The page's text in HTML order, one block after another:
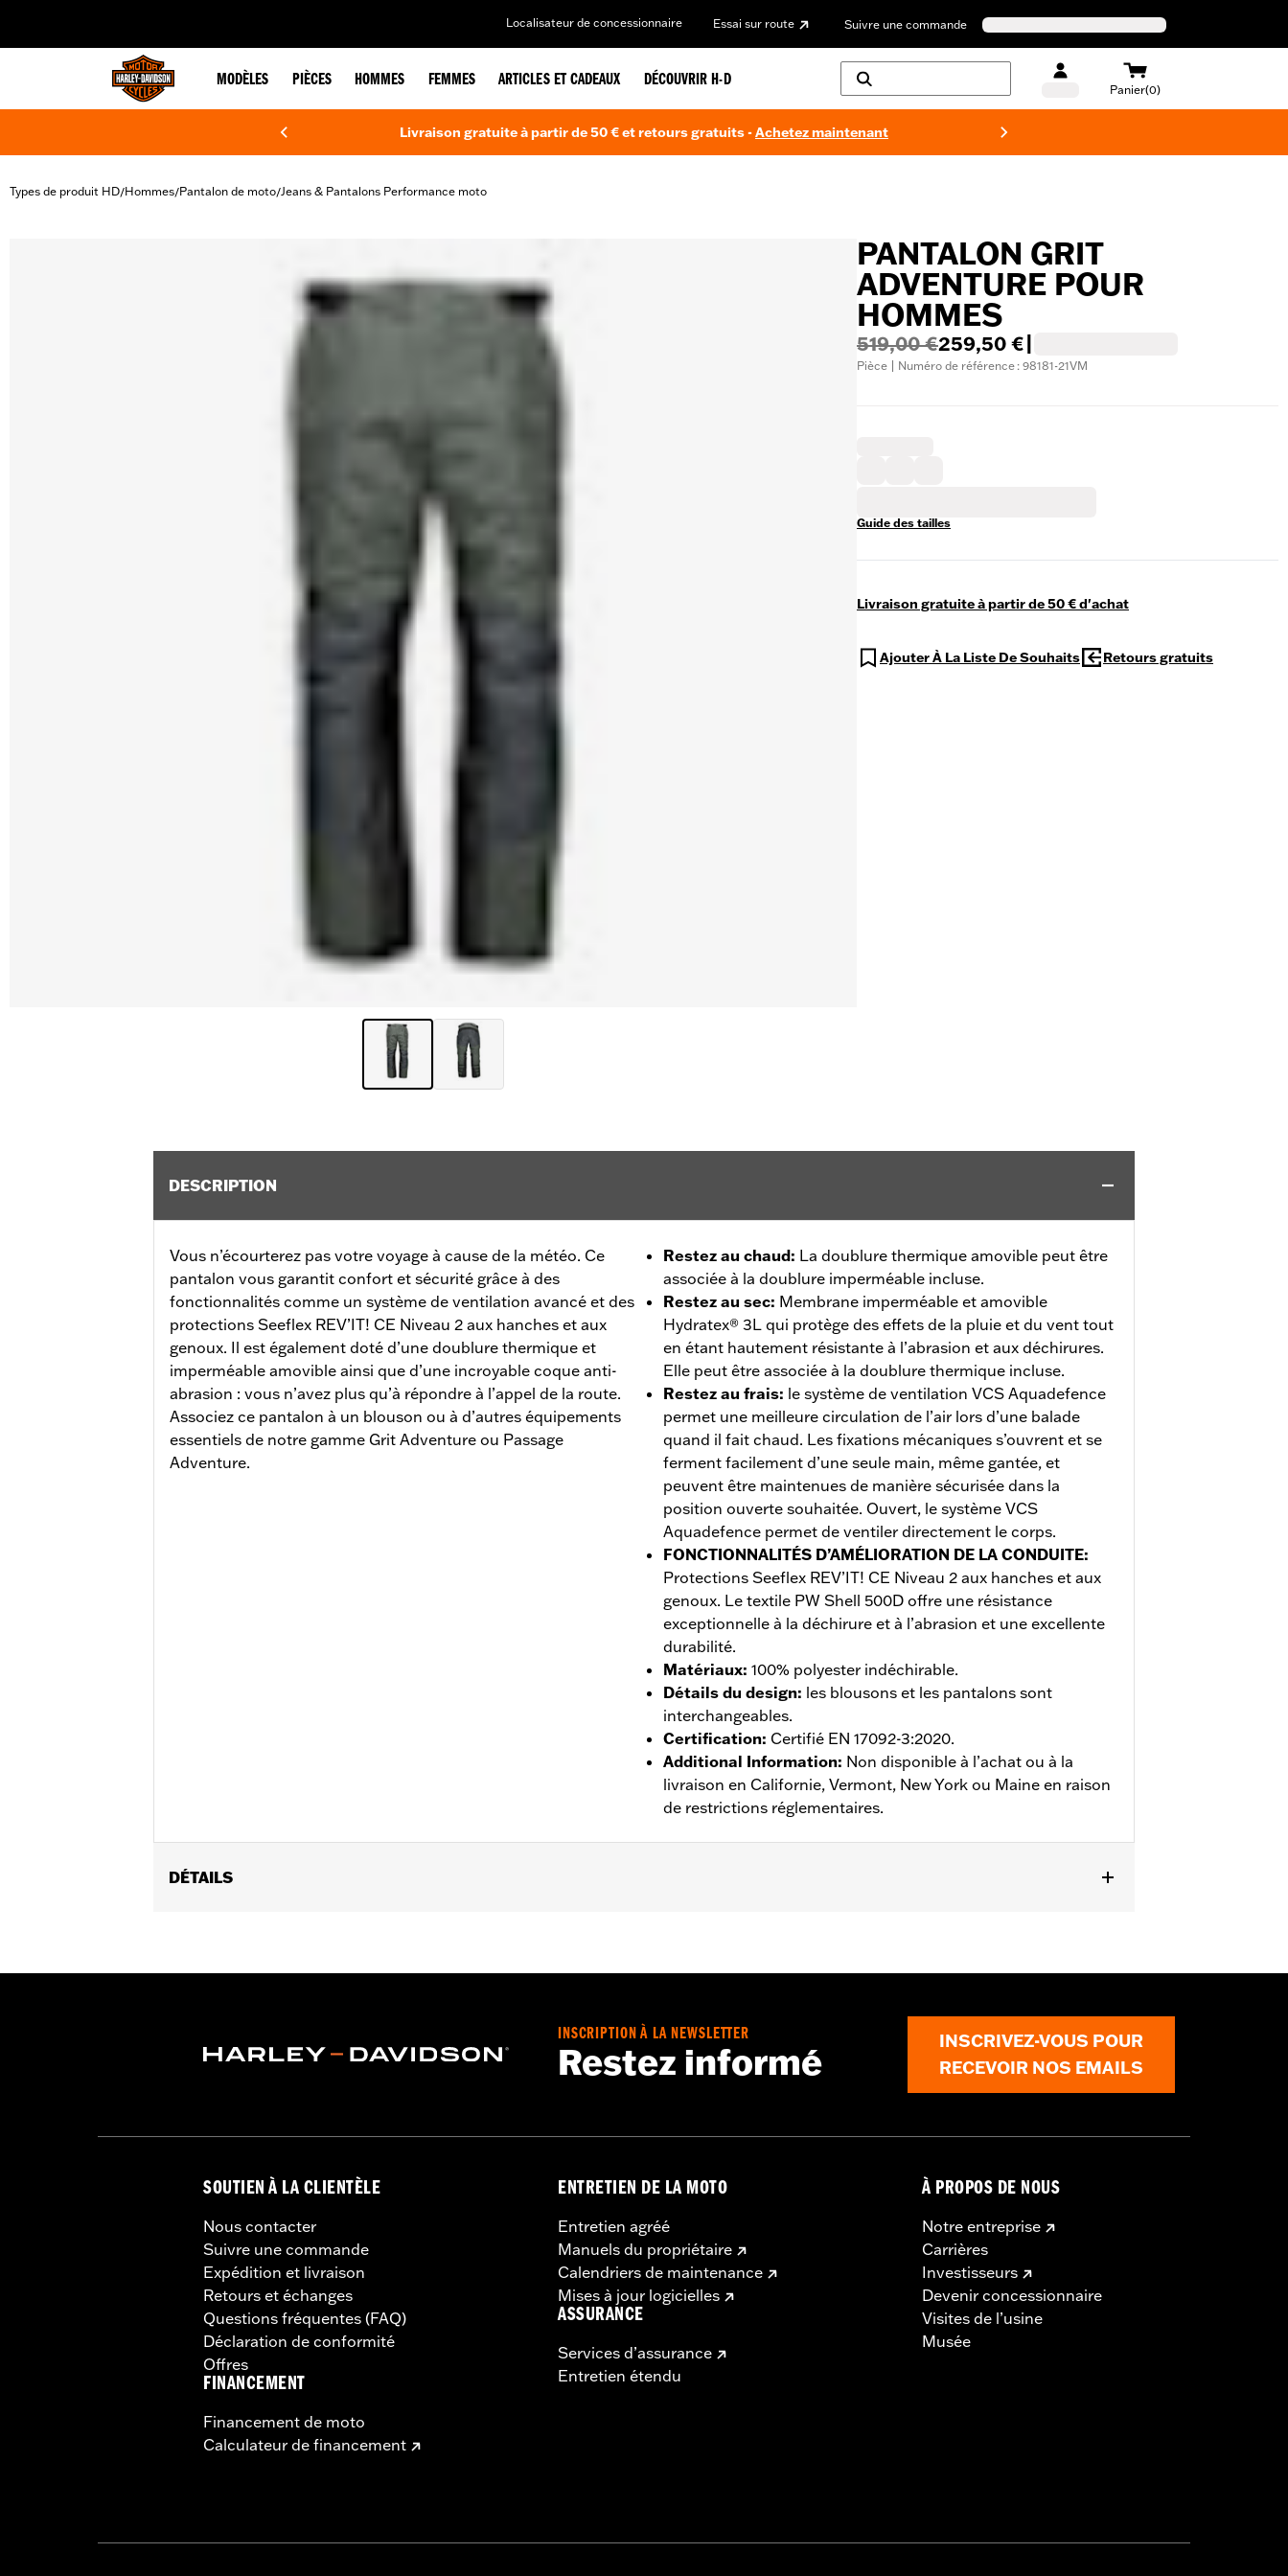
Localisateur de concessionnaire Essai sur route Suivre une commande
MODÈLES PIÈCES HOMMES FEMMES ARTICLES ET CADEAUX DÉCOUVRIR H-D
Panier(0)
Livraison gratuite à partir de 50 € et retours gratuits -Achetez maintenant
Types de produit HD/Hommes/Pantalon de moto/Jeans & Pantalons Performance moto
PANTALON GRIT
ADVENTURE POUR
HOMMES
519,00 €259,50 €
Pièce | Numéro de référence : 98181-21VM
Guide des tailles
Livraison gratuite à partir de 50 € d'achat
Ajouter À La Liste De Souhaits Retours gratuits
DESCRIPTION
Vous n’écourterez pas votre voyage à cause de la météo. Ce
pantalon vous garantit confort et sécurité grâce à des
fonctionnalités comme un système de ventilation avancé et des
protections Seeflex REV’IT! CE Niveau 2 aux hanches et aux
genoux. Il est également doté d’une doublure thermique et
imperméable amovible ainsi que d’une incroyable coque anti-
abrasion : vous n’avez plus qu’à répondre à l’appel de la route.
Associez ce pantalon à un blouson ou à d’autres équipements
essentiels de notre gamme Grit Adventure ou Passage
Adventure.
Restez au chaud: La doublure thermique amovible peut être
associée à la doublure imperméable incluse.
Restez au sec: Membrane imperméable et amovible
Hydratex® 3L qui protège des effets de la pluie et du vent tout
en étant hautement résistante à l’abrasion et aux déchirures.
Elle peut être associée à la doublure thermique incluse.
Restez au frais: le système de ventilation VCS Aquadefence
permet une meilleure circulation de l’air lors d’une balade
quand il fait chaud. Les fixations mécaniques s’ouvrent et se
ferment facilement d’une seule main, même gantée, et
peuvent être maintenues de manière sécurisée dans la
position ouverte souhaitée. Ouvert, le système VCS
Aquadefence permet de ventiler directement le corps.
FONCTIONNALITÉS D’AMÉLIORATION DE LA CONDUITE:
Protections Seeflex REV’IT! CE Niveau 2 aux hanches et aux
genoux. Le textile PW Shell 500D offre une résistance
exceptionnelle à la déchirure et à l’abrasion et une excellente
durabilité.
Matériaux: 100% polyester indéchirable.
Détails du design: les blousons et les pantalons sont
interchangeables.
Certification: Certifié EN 17092-3:2020.
Additional Information: Non disponible à l’achat ou à la
livraison en Californie, Vermont, New York ou Maine en raison
de restrictions réglementaires.
DÉTAILS
Imperméable à l’eau:Oui
Material:Polyester
INSCRIPTION À LA NEWSLETTER
Restez informé
INSCRIVEZ-VOUS POUR
RECEVOIR NOS EMAILS
SOUTIEN À LA CLIENTÈLE
Nous contacter
Suivre une commande
Expédition et livraison
Retours et échanges
Questions fréquentes (FAQ)
Déclaration de conformité
Offres
FINANCEMENT
Financement de moto
Calculateur de financement
ENTRETIEN DE LA MOTO
Entretien agréé
Manuels du propriétaire
Calendriers de maintenance
Mises à jour logicielles
ASSURANCE
Services d’assurance
Entretien étendu
À PROPOS DE NOUS
Notre entreprise
Carrières
Investisseurs
Devenir concessionnaire
Visites de l’usine
Musée